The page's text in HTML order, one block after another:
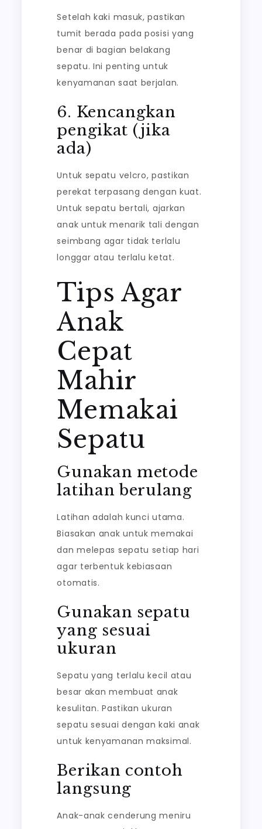
Setelah kaki masuk, pastikan
tumit berada pada posisi yang
benar di bagian belakang
sepatu. Ini penting untuk
kenyamanan saat berjalan.
6. Kencangkan
pengikat (jika
ada)
Untuk sepatu velcro, pastikan
perekat terpasang dengan kuat.
Untuk sepatu bertali, ajarkan
anak untuk menarik tali dengan
seimbang agar tidak terlalu
longgar atau terlalu ketat.
Tips Agar
Anak
Cepat
Mahir
Memakai
Sepatu
Gunakan metode
latihan berulang
Latihan adalah kunci utama.
Biasakan anak untuk memakai
dan melepas sepatu setiap hari
agar terbentuk kebiasaan
otomatis.
Gunakan sepatu
yang sesuai
ukuran
Sepatu yang terlalu kecil atau
besar akan membuat anak
kesulitan. Pastikan ukuran
sepatu sesuai dengan kaki anak
untuk kenyamanan maksimal.
Berikan contoh
langsung
Anak-anak cenderung meniru